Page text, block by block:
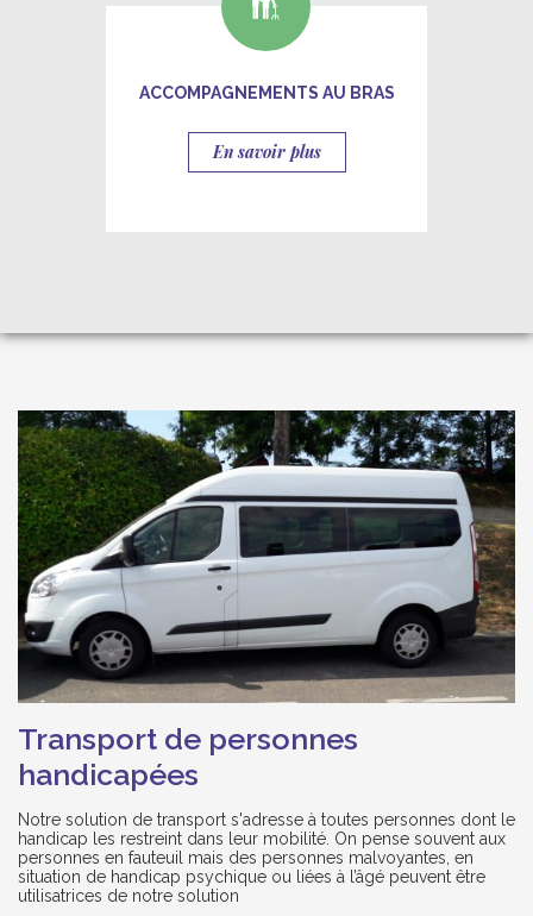
ACCOMPAGNEMENTS AU BRAS
En savoir plus
Transport de personnes
handicapées
Notre solution de transport s'adresse à toutes personnes dont le
handicap les restreint dans leur mobilité. On pense souvent aux
personnes en fauteuil mais des personnes malvoyantes, en
situation de handicap psychique ou liées à l’âgé peuvent être
utilisatrices de notre solution